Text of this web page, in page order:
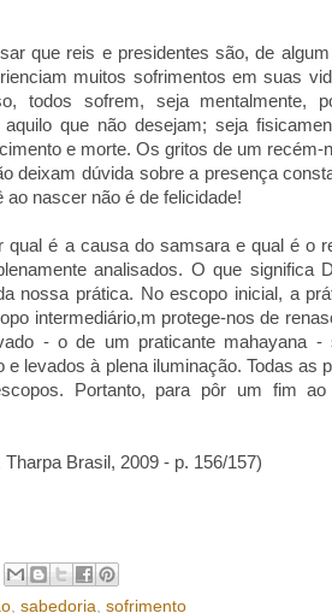
que reis e presidentes são, de
muitos sofrimentos em suas
todos sofrem, seja mentalmente,
que não desejam; seja
e morte. Os gritos de um recém-
deixam dúvida sobre a presença
nascer não é de felicidade!
é a causa do samsara e qual é o
analisados. O que significa
nossa prática. No escopo inicial, a
intermediário,m protege-nos de
- o de um praticante mahayana -
levados à plena iluminação. Todas as
Portanto, para pôr um fim ao
Brasil, 2009 - p. 156/157)
, sabedoria, sofrimento